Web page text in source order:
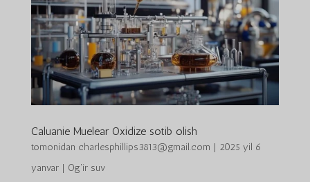
Caluanie Muelear Oxidize sotib olish
tomonidan charlesphillips3813@gmail.com | 2025 yil 6
yanvar| Og'ir suv